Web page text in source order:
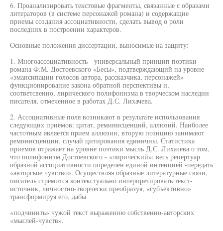
6. Проанализировать текстовые фрагменты, связанные с образами
литераторов (в системе персонажей романа) и содержащие
приемы создания ассоциативности, сделать вывод о роли
последних в построении характеров.
Основные положения диссертации, выносимые на защиту:
1. Многоассоциативность - универсальный принцип поэтики
романа Ф.М. Достоевского «Бесы», подтверждающий на уровне
«эмансипации голосов автора, рассказчика, персонажей»
функционирование закона обратной перспективы и,
соответсвенно, лирического полифонизма в творческом наследии
писателя, отмеченное в работах Д.С. Лихачева.
2. Ассоциативные поля возникают в результате использования
следующих приёмов: цитат, реминисценций, аллюзий. Наиболее
частотным является прием аллюзии, вторую позицию занимают
реминисценции, случай цитирования единичны. Статистика
приемов отражает на уровне поэтики мысль Д.С. Лихачева о том,
что полифонизм Достоевского - «лирический»: весь репертуар
образной ассоциативности определен единой интенцией -передать
«авторское чувство». Осуществляя образные литературные связи,
писатель стремится контекстуально интерпретировать текст-
источник, личностно-творчески преобразуя, «субъективно»
трансформируя его, дабы
«подчинить» чужой текст выражению собственно-авторских
«мыслей-чувств».